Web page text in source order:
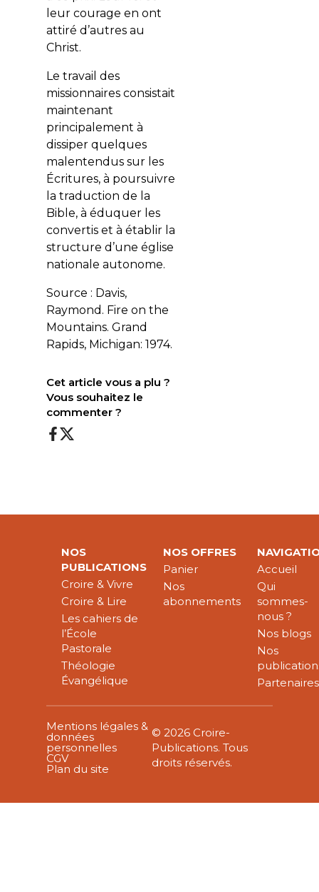
leur courage en ont
attiré d’autres au
Christ.
Le travail des
missionnaires consistait
maintenant
principalement à
dissiper quelques
malentendus sur les
Écritures, à poursuivre
la traduction de la
Bible, à éduquer les
convertis et à établir la
structure d’une église
nationale autonome.
Source : Davis,
Raymond. Fire on the
Mountains. Grand
Rapids, Michigan: 1974.
Cet article vous a plu ?
Vous souhaitez le
commenter ?
NOS
PUBLICATIONS
Croire & Vivre
Croire & Lire
Les cahiers de
l’École
Pastorale
Théologie
Évangélique
NOS OFFRES
Panier
Nos
abonnements
Accueil
Qui
sommes-
nous ?
Nos blogs
Nos
Partenaires
Mentions légales &
données
personnelles
CGV
Plan du site
© 2026 Croire-
Publications. Tous
droits réservés.